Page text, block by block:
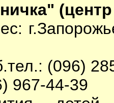
(096)
967-44-39